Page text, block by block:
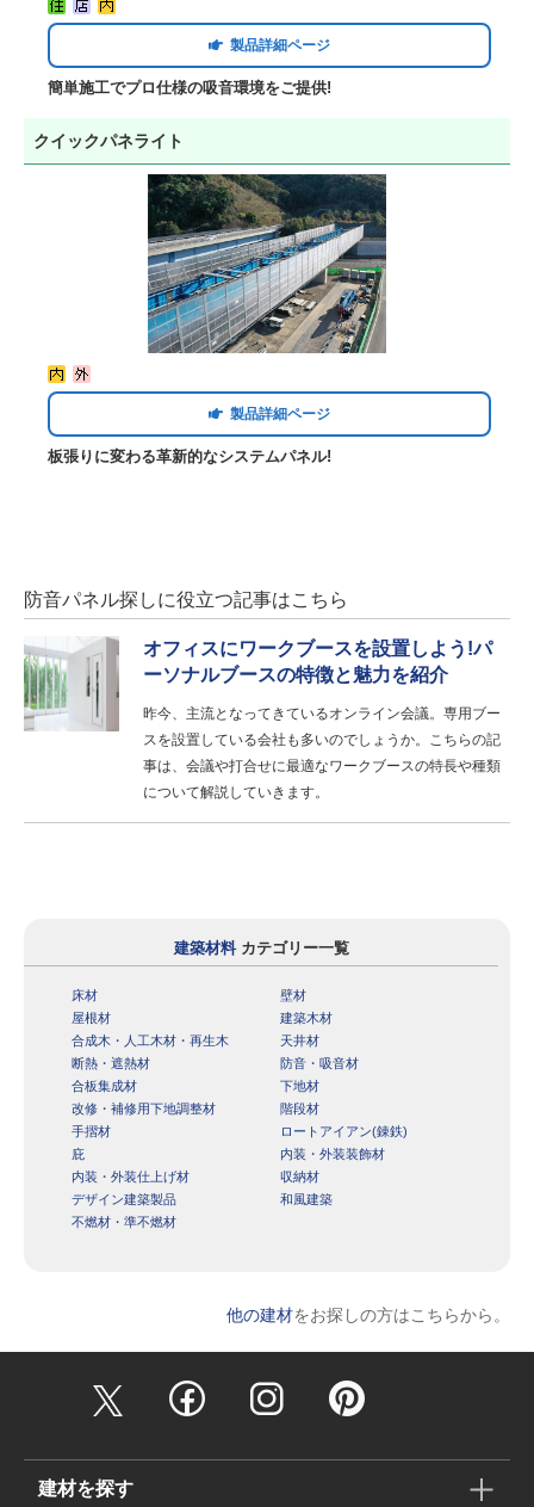
製品詳細ページ
簡単施工でプロ仕様の吸音環境をご提供!
クイックパネライト
製品詳細ページ
板張りに変わる革新的なシステムパネル!
防音パネル探しに役立つ記事はこちら
オフィスにワークブースを設置しよう!パ
ーソナルブースの特徴と魅力を紹介
昨今、主流となってきているオンライン会議。専用ブー
スを設置している会社も多いのでしょうか。こちらの記
事は、会議や打合せに最適なワークブースの特長や種類
について解説していきます。
建築材料カテゴリー一覧
床材
壁材
屋根材
建築木材
合成木・人工木材・再生木
天井材
断熱・遮熱材
防音・吸音材
合板集成材
下地材
改修・補修用下地調整材
階段材
手摺材
ロートアイアン(錬鉄)
庇
内装・外装装飾材
内装・外装仕上げ材
収納材
デザイン建築製品
和風建築
不燃材・準不燃材
他の建材をお探しの方はこちらから。
建材を探す